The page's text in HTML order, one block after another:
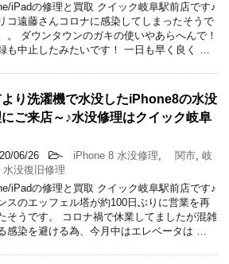
iPadの修理と買取 クイック岐阜駅前店です♪
コ遠藤さんコロナに感染してしまったそうで
。 ダウンタウンのガキの使いやあらへんで！
も中止したみたいです！ 一日も早く良く …
より洗濯機で水没したiPhone8の水没
ご来店～♪水没修理はクイック岐阜
06/26 - iPhone 8 水没修理, 関市, 岐
水没復旧修理
iPadの修理と買取 クイック岐阜駅前店です♪
スのエッフェル塔が約100日ぶりに営業を再
そうです。 コロナ禍で休業してましたが混雑
感染を避ける為、今月中はエレベータは …